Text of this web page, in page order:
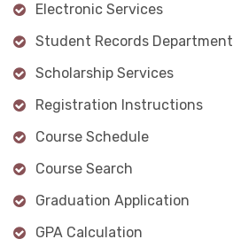
Student Life
Media
Electronic Services
Student Records Department
Scholarship Services
Registration Instructions
Course Schedule
Course Search
Graduation Application
GPA Calculation